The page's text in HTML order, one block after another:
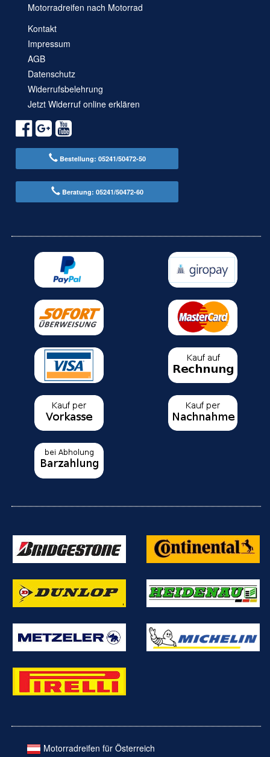
Motorradreifen nach Motorrad
Kontakt
Impressum
AGB
Datenschutz
Widerrufsbelehrung
Jetzt Widerruf online erklären
Bestellung: 05241/50472-50
Beratung: 05241/50472-60
Motorradreifen für Österreich